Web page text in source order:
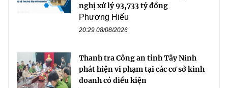
nghị xử lý 93,733 tỷ đồng
Phương Hiếu
20:29 08/08/2026
Thanh tra Công an tỉnh Tây Ninh
phát hiện vi phạm tại các cơ sở kinh
doanh có điều kiện